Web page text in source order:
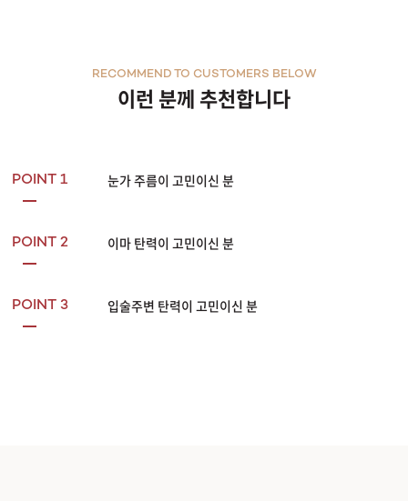
이런 분께 추천합니다
RECOMMEND TO CUSTOMERS BELOW
POINT 1 눈가 주름이 고민이신 분
POINT 2 이마 탄력이 고민이신 분
POINT 3 입술주변 탄력이 고민이신 분